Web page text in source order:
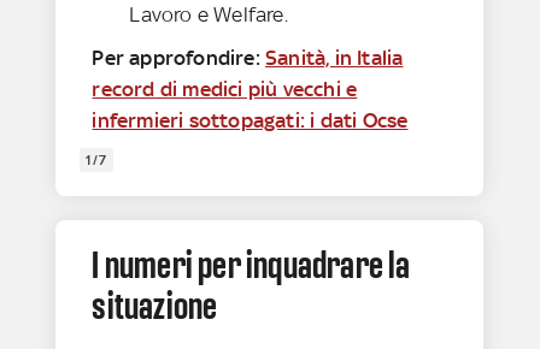
Lavoro e Welfare.
Per approfondire:Sanità, in Italia
record di medici più vecchi e
infermieri sottopagati: i dati Ocse
1/7
I numeri per inquadrare la
situazione